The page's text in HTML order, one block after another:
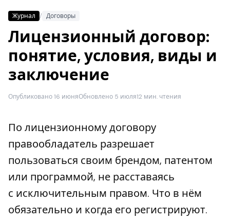
Журнал / Договоры
Лицензионный договор:
понятие, условия, виды и
заключение
Опубликовано 16 июняОбновлено 5 июля12 мин. чтения
По лицензионному договору
правообладатель разрешает
пользоваться своим брендом, патентом
или программой, не расставаясь
с исключительным правом. Что в нём
обязательно и когда его регистрируют.